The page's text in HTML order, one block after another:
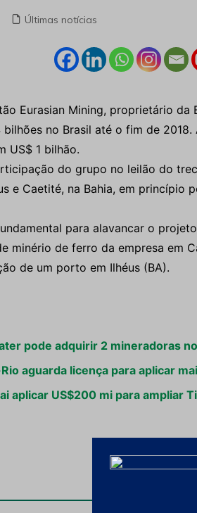
Últimas notícias
Eurasian Mining, proprietário da
no Brasil até o fim de 2018.
US$ 1 bilhão.
do grupo no leilão do
e Caetité, na Bahia, em princípio
para alavancar o
minério de ferro da empresa em
de um porto em Ilhéus (BA).
pode adquirir 2 mineradoras
aguarda licença para aplicar
aplicar US$200 mi para ampliar